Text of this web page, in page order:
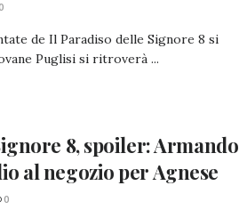
de Il Paradiso delle Signore 8 si
Puglisi si ritroverà ...
8, spoiler: Armando
al negozio per Agnese
0